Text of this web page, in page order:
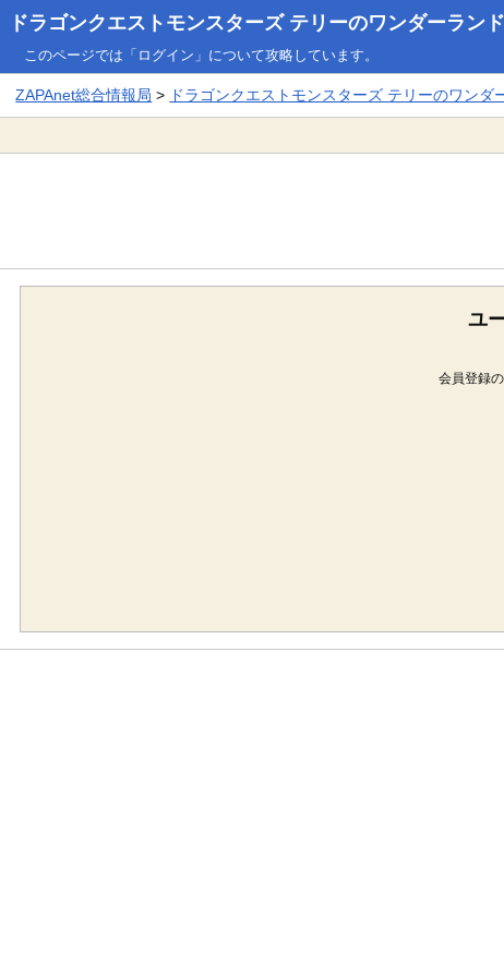
ドラゴンクエストモンスターズ テリーのワンダーラン
このページでは「ログイン」について攻略しています。
ZAPAnet総合情報局 > ドラゴンクエストモンスターズ テリーのワンダ
ユ
会員登録